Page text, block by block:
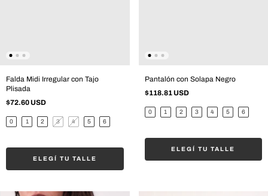
Falda Midi Irregular con Tajo
Plisada
$72.60 USD
0 1 2 3 4 5 6
ELEGÍ TU TALLE
Pantalón con Solapa Negro
$118.81 USD
0 1 2 3 4 5 6
ELEGÍ TU TALLE